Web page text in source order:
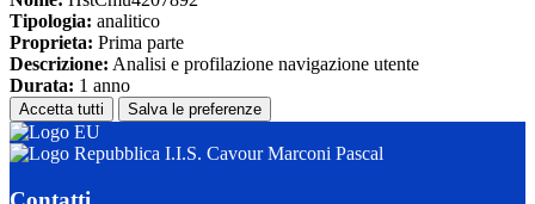
Tipologia: analitico
Proprieta: Prima parte
Descrizione: Analisi e profilazione navigazione utente
Durata: 1 anno
Accetta tutti Salva le preferenze
I.I.S. Cavour Marconi Pascal